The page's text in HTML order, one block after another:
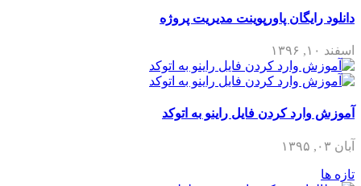
دانلود رایگان پاورپوینت مدیریت پروژه
اسفند ۱۰, ۱۳۹۶
آموزش وارد کردن فایل راینو به اتوکد
آبان ۰۳, ۱۳۹۵
تازه ها